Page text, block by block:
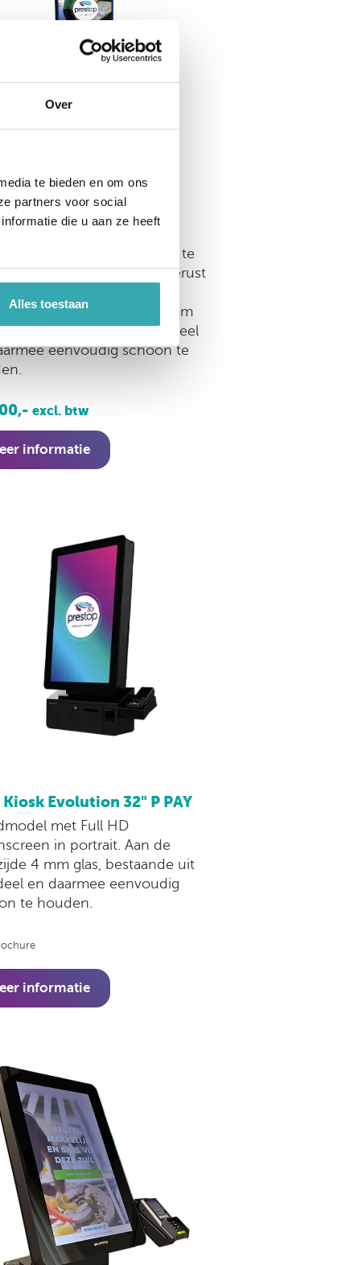
Over
te bieden en om ons
partners voor social
die u aan ze heeft
Alles toestaan
Eminent 32" L + 55" P
opvallende bestelzuil is nu te
Prestop occasion. Uitgerust
Aan de voorzijde 4 mm
glas, bestaande uit één deel
eenvoudig schoon te
excl. btw
informatie
Evolution 32" P PAY
met Full HD
in portrait. Aan de
4 mm glas, bestaande uit
en daarmee eenvoudig
te houden.
informatie